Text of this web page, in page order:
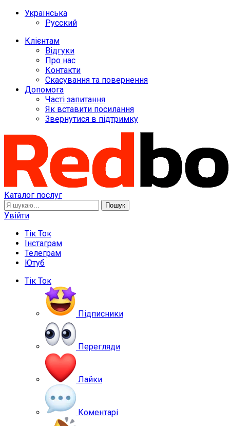
Українська
Русский
Клієнтам
Відгуки
Про нас
Контакти
Скасування та повернення
Допомога
Часті запитання
Як вставити посилання
Звернутися в підтримку
Каталог послуг
Пошук
Увійти
Тік Ток
Інстаграм
Телеграм
Ютуб
Тік Ток
Підписники
Перегляди
Лайки
Коментарі